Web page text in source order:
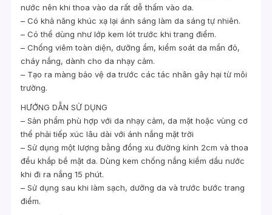
nước nên khi thoa vào da rất dễ thấm vào da.
– Có khả năng khúc xạ lại ánh sáng làm da sáng tự nhiên.
– Có thể dùng như lớp kem lót trước khi trang điểm.
– Chống viêm toàn diện, dưỡng ẩm, kiểm soát da mẩn đỏ,
cháy nắng, dành cho da nhạy cảm.
– Tạo ra màng bảo vệ da trước các tác nhân gây hại từ môi
trường.
HƯỚNG DẪN SỬ DỤNG
– Sản phẩm phù hợp với da nhạy cảm, da mặt hoặc vùng cơ
thể phải tiếp xúc lâu dài với ánh nắng mặt trời
– Sử dụng một lượng bằng đồng xu đường kính 2cm và thoa
đều khắp bề mặt da. Dùng kem chống nắng kiềm dầu nước
khi đi ra nắng 15 phút.
– Sử dụng sau khi làm sạch, dưỡng da và trước bước trang
điểm.